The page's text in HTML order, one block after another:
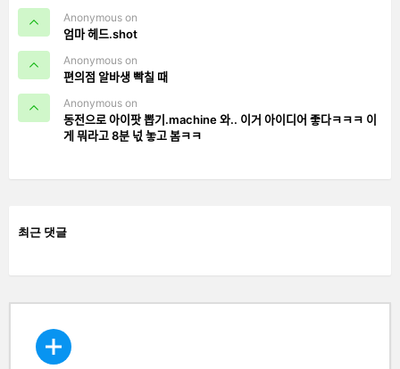
Anonymous on
엄마 헤드.shot
Anonymous on
편의점 알바생 빡칠 때
Anonymous on
동전으로 아이팟 뽑기.machine 와.. 이거 아이디어 좋다ㅋㅋㅋ 이
게 뭐라고 8분 넋 놓고 봄ㅋㅋ
최근 댓글